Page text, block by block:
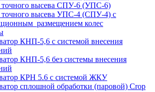
точного высева СПУ-6 (УПС-6)
точного высева УПС-4 (СПУ-4) с
размещением колес
КНП-5,6 с системой внесения
КНП-5,6 без системы внесения
КРН 5.6 с системой ЖКУ
сплошной обработки (паровой) Crop